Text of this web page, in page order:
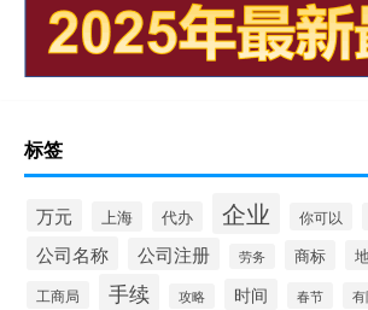
标签
万元 上海 代办 企业 你可以
公司名称 公司注册 劳务 商标
工商局 手续 攻略 时间 春节